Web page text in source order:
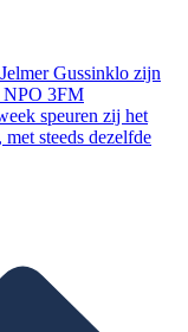
Gussinklo zijn
NPO 3FM
speuren zij het
steeds dezelfde